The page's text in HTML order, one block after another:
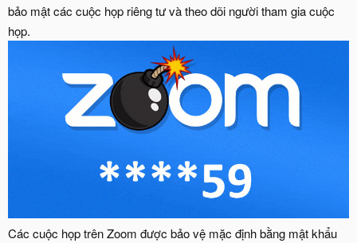
bảo mật các cuộc họp riêng tư và theo dõi người tham gia cuộc
họp.
Các cuộc họp trên Zoom được bảo vệ mặc định bằng mật khẩu